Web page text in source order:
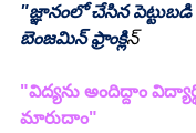
"జ్ఞానంలో చేసిన పెట్టుబడి
బెంజమిన్ ఫ్రాంక్లిన్
"విద్యను అందిద్దాం
మారుదాం"